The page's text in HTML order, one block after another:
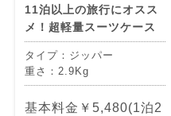
11泊以上の旅行にオスス
メ！超軽量スーツケース
タイプ：ジッパー
重さ：2.9Kg
基本料金￥5,480(1泊2